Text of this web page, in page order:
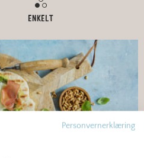
ENKELT
Personvernerklæring